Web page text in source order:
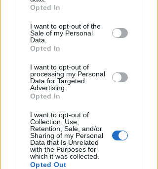
by us to third parties on the IAB’s List of
Downstream Participants that may
further disclose it to other third parties.
Opted In
I want to opt-out of the
Sale of my Personal
Data.
Opted In
I want to opt-out of
processing my Personal
Data for Targeted
Advertising.
Opted In
I want to opt-out of
Collection, Use,
Retention, Sale, and/or
Sharing of my Personal
Data that Is Unrelated
with the Purposes for
which it was collected.
Opted Out
DI NUOVO ACCESSIBILE DA MAGGIO
Il Bosco delle Grazie: a
Covignano un luogo per
rifugiarsi nella natura
Redazione